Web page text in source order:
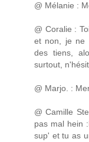
@ Mélanie :
@ Coralie :
et non, je ne
des tiens,
surtout,
@ Marjo. :
@ Camille
pas mal hein
sup' et tu as